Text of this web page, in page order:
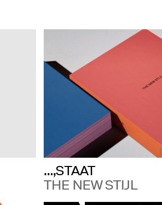
…,STAAT
THE NEW STIJL